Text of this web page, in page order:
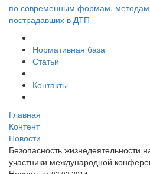
по современным формам,
пострадавших в ДТП
Нормативная база
Статьи
Контакты
Главная
Контент
Новости
Безопасность жизнедеятельности
участники международной